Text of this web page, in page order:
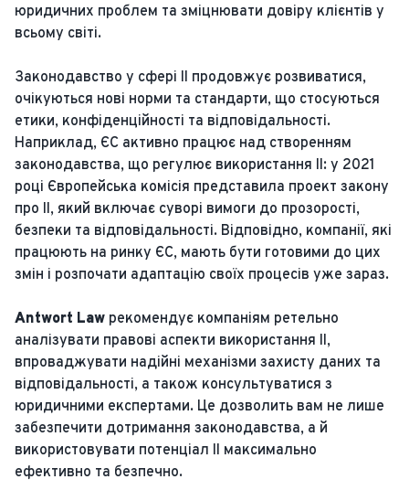
юридичних проблем та зміцнювати довіру клієнтів у
всьому світі.
Законодавство у сфері ІІ продовжує розвиватися,
очікуються нові норми та стандарти, що стосуються
етики, конфіденційності та відповідальності.
Наприклад, ЄС активно працює над створенням
законодавства, що регулює використання ІІ: у 2021
році Європейська комісія представила проект закону
про ІІ, який включає суворі вимоги до прозорості,
безпеки та відповідальності. Відповідно, компанії, які
працюють на ринку ЄС, мають бути готовими до цих
змін і розпочати адаптацію своїх процесів уже зараз.
Antwort Law рекомендує компаніям ретельно
аналізувати правові аспекти використання ІІ,
впроваджувати надійні механізми захисту даних та
відповідальності, а також консультуватися з
юридичними експертами. Це дозволить вам не лише
забезпечити дотримання законодавства, а й
використовувати потенціал ІІ максимально
ефективно та безпечно.